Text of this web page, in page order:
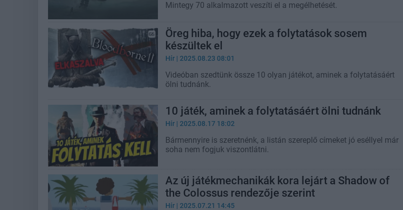
Mintegy 70 alkalmazott veszíti el a megélhetését.
Öreg hiba, hogy ezek a folytatások sosem
készültek el
Hír | 2025.08.23 08:01
Videóban szedtünk össze 10 olyan játékot, aminek a folytatásáért
ölni tudnánk.
10 játék, aminek a folytatásáért ölni tudnánk
Hír | 2025.08.17 18:02
Bármennyire is szeretnénk, a listán szereplő címeket jó eséllyel már
soha nem fogjuk viszontlátni.
Az új játékmechanikák kora lejárt a Shadow of
the Colossus rendezője szerint
Hír | 2025.07.21 14:45